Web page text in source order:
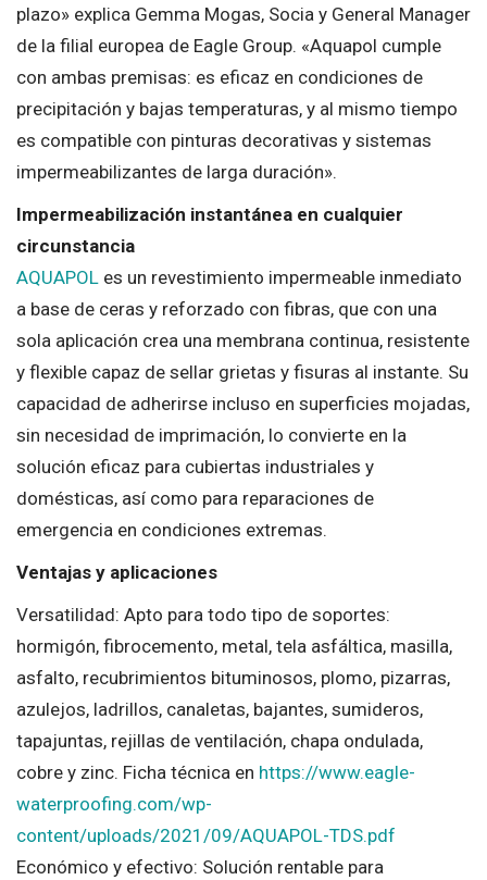
plazo» explica Gemma Mogas, Socia y General Manager
de la filial europea de Eagle Group. «Aquapol cumple
con ambas premisas: es eficaz en condiciones de
precipitación y bajas temperaturas, y al mismo tiempo
es compatible con pinturas decorativas y sistemas
impermeabilizantes de larga duración».
Impermeabilización instantánea en cualquier
circunstancia
AQUAPOL es un revestimiento impermeable inmediato
a base de ceras y reforzado con fibras, que con una
sola aplicación crea una membrana continua, resistente
y flexible capaz de sellar grietas y fisuras al instante. Su
capacidad de adherirse incluso en superficies mojadas,
sin necesidad de imprimación, lo convierte en la
solución eficaz para cubiertas industriales y
domésticas, así como para reparaciones de
emergencia en condiciones extremas.
Ventajas y aplicaciones
Versatilidad: Apto para todo tipo de soportes:
hormigón, fibrocemento, metal, tela asfáltica, masilla,
asfalto, recubrimientos bituminosos, plomo, pizarras,
azulejos, ladrillos, canaletas, bajantes, sumideros,
tapajuntas, rejillas de ventilación, chapa ondulada,
cobre y zinc. Ficha técnica en https://www.eagle-
waterproofing.com/wp-
content/uploads/2021/09/AQUAPOL-TDS.pdf
Económico y efectivo: Solución rentable para